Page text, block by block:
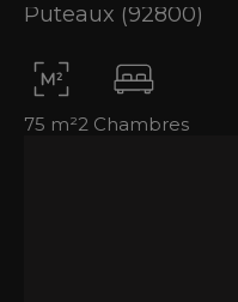
Puteaux (92800)
75 m²2 Chambres